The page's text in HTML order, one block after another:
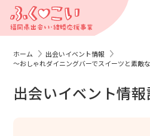
ホーム
出会いイベント情報
〜おしゃれダイニングバーでスイーツと素敵
出会いイベント情